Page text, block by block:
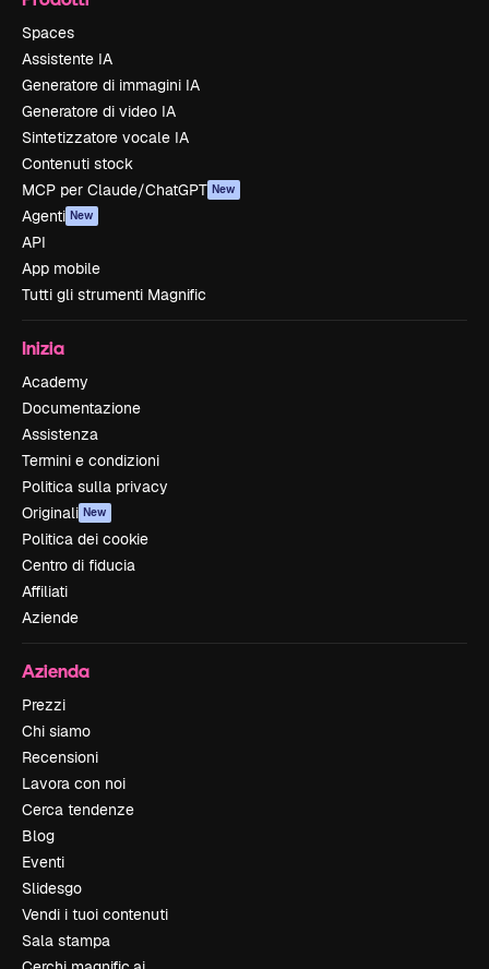
Spaces
Assistente IA
Generatore di immagini IA
Generatore di video IA
Sintetizzatore vocale IA
Contenuti stock
MCP per Claude/ChatGPT New
Agenti New
API
App mobile
Tutti gli strumenti Magnific
Inizia
Academy
Documentazione
Assistenza
Termini e condizioni
Politica sulla privacy
Originali New
Politica dei cookie
Centro di fiducia
Affiliati
Aziende
Azienda
Prezzi
Chi siamo
Recensioni
Lavora con noi
Cerca tendenze
Blog
Eventi
Slidesgo
Vendi i tuoi contenuti
Sala stampa